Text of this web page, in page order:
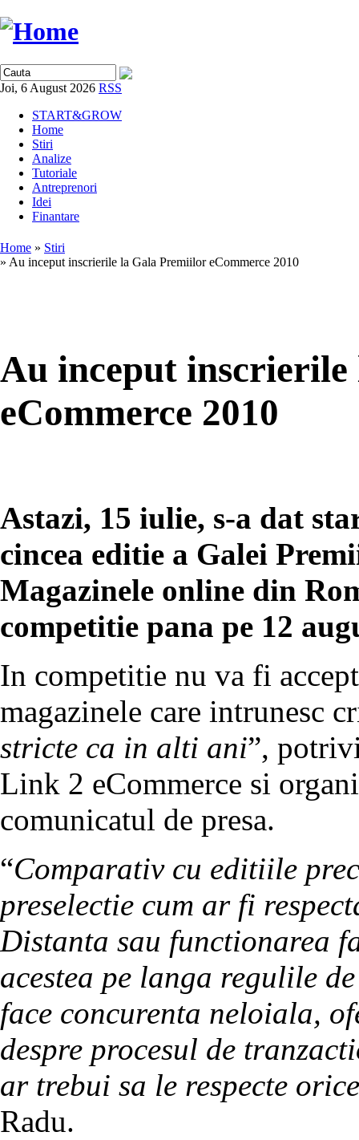
Joi, 6 August 2026 RSS
START&GROW
Home
Stiri
Analize
Tutoriale
Antreprenori
Idei
Finantare
Home » Stiri
» Au inceput inscrierile la Gala Premiilor eCommerce 2010
Au inceput
eCommerce 2010
Astazi, 15 iulie, s-a dat
cincea editie a Galei
Magazinele online din
competitie pana pe 12
In competitie nu va fi
magazinele care intrunesc
stricte ca in alti ani”,
Link 2 eCommerce si
comunicatul de presa.
“Comparativ cu editiile
preselectie cum ar fi
Distanta sau functionarea
acestea pe langa regulile
face concurenta neloiala,
despre procesul de
ar trebui sa le respecte
Radu.